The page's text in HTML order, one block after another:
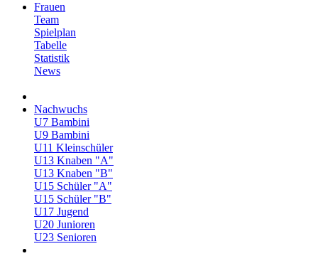
Frauen
Team
Spielplan
Tabelle
Statistik
News
Nachwuchs
U7 Bambini
U9 Bambini
U11 Kleinschüler
U13 Knaben "A"
U13 Knaben "B"
U15 Schüler "A"
U15 Schüler "B"
U17 Jugend
U20 Junioren
U23 Senioren